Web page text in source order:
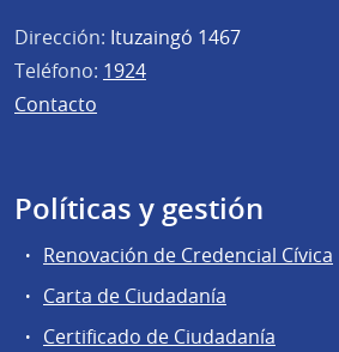
Dirección: Ituzaingó 1467
Teléfono: 1924
Contacto
Políticas y gestión
Renovación de Credencial Cívica
Carta de Ciudadanía
Certificado de Ciudadanía